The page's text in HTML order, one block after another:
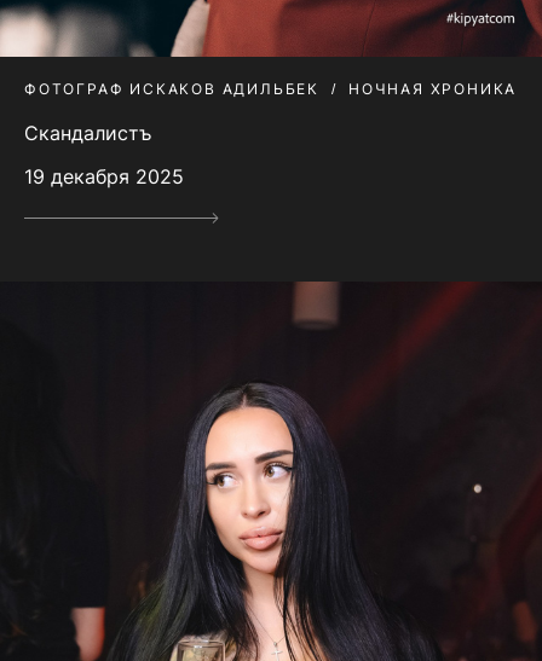
ФОТОГРАФ ИСКАКОВ АДИЛЬБЕК НОЧНАЯ ХРОНИКА
Скандалистъ
19 декабря 2025